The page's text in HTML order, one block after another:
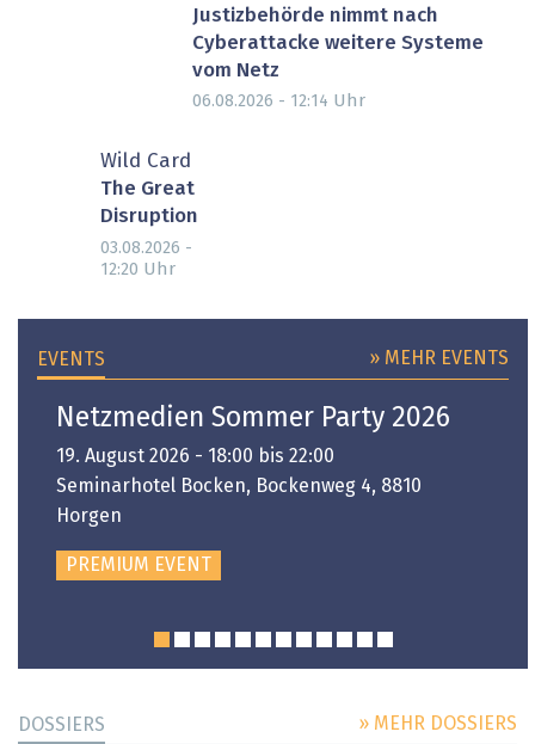
Justizbehörde nimmt nach
Cyberattacke weitere Systeme
vom Netz
06.08.2026 - 12:14 Uhr
Wild Card
The Great
Disruption
03.08.2026 -
12:20 Uhr
EVENTS » MEHR EVENTS
Netzmedien Sommer Party 2026
19. August 2026 - 18:00 bis 22:00
Seminarhotel Bocken, Bockenweg 4, 8810
Horgen
PREMIUM EVENT
DOSSIERS » MEHR DOSSIERS